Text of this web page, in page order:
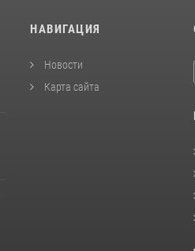
НАВИГАЦИЯ
Новости
Карта сайта